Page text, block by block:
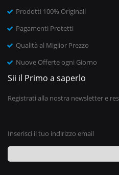
Prodotti 100% Originali
Pagamenti Protetti
Qualità al Miglior Prezzo
Nuove Offerte ogni Giorno
Sii il Primo a saperlo
Registrati alla nostra newsletter e
Inserisci il tuo indirizzo email